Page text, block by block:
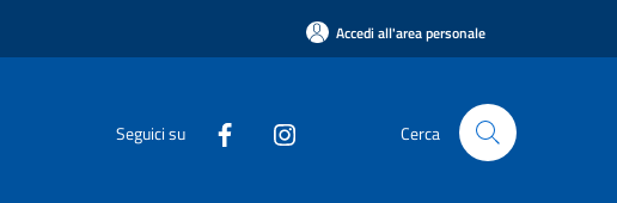
Accedi all'area personale
Seguici su Cerca